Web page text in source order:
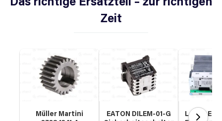
Zeit
Müller Martini
EATON DILEM-01-G
Lenze